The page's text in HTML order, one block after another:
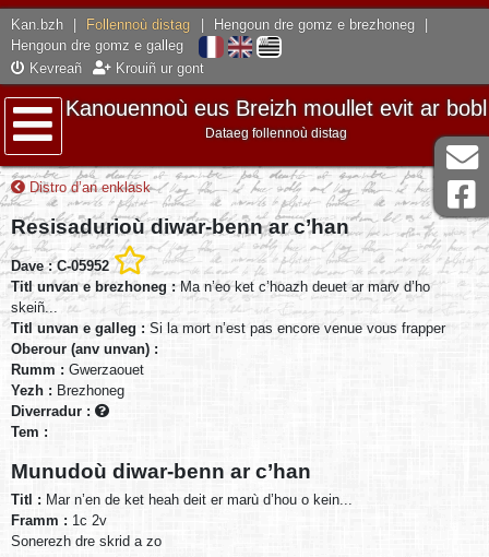
Kan.bzh Follennoù distag Hengoun dre gomz e brezhoneg
Hengoun dre gomz e galleg
Kevreañ
Krouiñ ur gont
Lañser
Kanouennoù eus Breizh moullet evit ar bobl
Dataeg follennoù distag
Distro d’an enklask
Resisadurioù diwar-benn ar c’han
Dave : C-05952
Titl unvan e brezhoneg :Ma n’eo ket c’hoazh deuet ar marv d’ho
skeiñ...
Titl unvan e galleg : Si la mort n’est pas encore venue vous frapper
Oberour (anv unvan) :
Rumm : Gwerzaouet
Yezh : Brezhoneg
Diverradur :
Tem :
Munudoù diwar-benn ar c’han
Titl : Mar n’en de ket heah deit er marù d’hou o kein...
Framm : 1c 2v
Sonerezh dre skrid a zo